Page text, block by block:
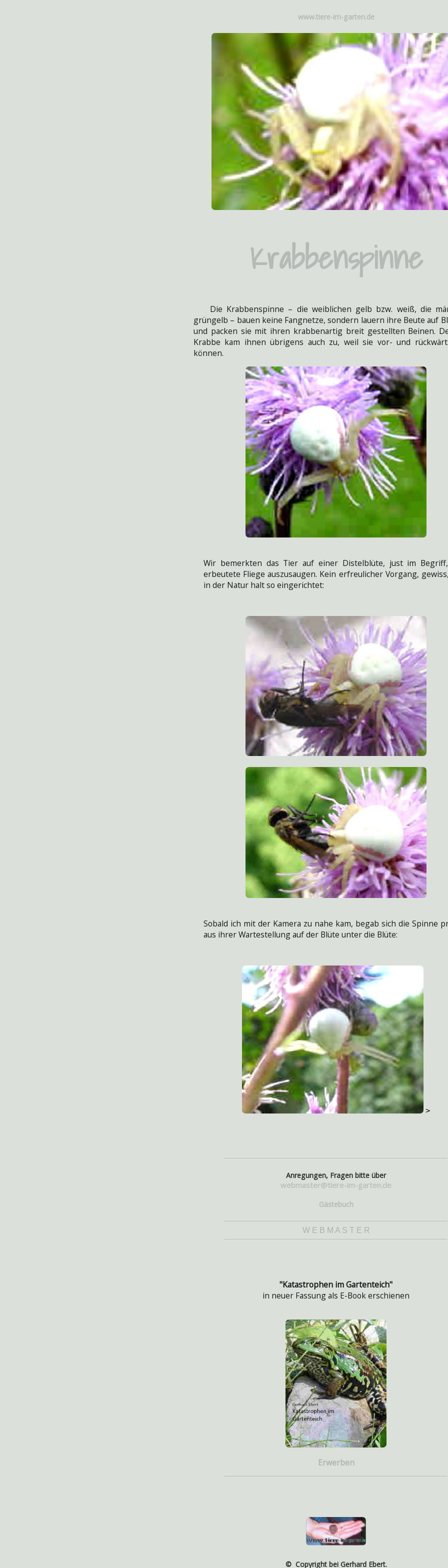
www.tiere-im-garten.de
Krabbenspinne
Die Krabbenspinne – die weiblichen gelb bzw. weiß, die
grüngelb – bauen keine Fangnetze, sondern lauern ihre Beute auf
und packen sie mit ihren krabbenartig breit gestellten Beinen.
Krabbe kam ihnen übrigens auch zu, weil sie vor- und
können.
Wir bemerkten das Tier auf einer Distelblüte, just im
erbeutete Fliege auszusaugen. Kein erfreulicher Vorgang,
in der Natur halt so eingerichtet:
Sobald ich mit der Kamera zu nahe kam, begab sich die Spinne
aus ihrer Wartestellung auf der Blüte unter die Blüte:
>
Anregungen, Fragen bitte über
webmaster@tiere-im-garten.de
Gästebuch
W E B M A S T E R
"Katastrophen im Gartenteich"
in neuer Fassung als E-Book erschienen
Erwerben
© Copyright bei Gerhard Ebert.